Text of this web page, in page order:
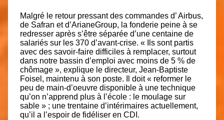
Malgré le retour pressant des commandes d’ Airbus,
de Safran et d’ArianeGroup, la fonderie peine à se
redresser après s’être séparée d’une centaine de
salariés sur les 370 d’avant-crise. « Ils sont partis
avec des savoir-faire difficiles à remplacer, surtout
dans notre bassin d’emploi avec moins de 5 % de
chômage », explique le directeur, Jean-Baptiste
Foisel, maintenu à son poste. Il doit « reformer le
peu de main-d’oeuvre disponible à une technique
qu’on n’apprend plus à l’école : le moulage sur
sable » ; une trentaine d’intérimaires actuellement,
qu’il a l’espoir de fidéliser en CDI.